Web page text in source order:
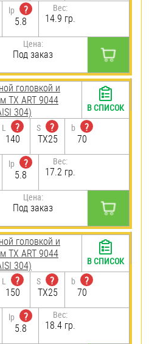
lp
?
5.8
Вес:
14.9 гр.
Цена:
Под заказ
головкой и
TX ART 9044
304)
L
?
140
S
?
TX25
b
?
70
lp
?
5.8
Вес:
17.2 гр.
Цена:
Под заказ
В СПИСОК
головкой и
TX ART 9044
304)
L
?
150
S
?
TX25
b
?
70
lp
?
5.8
Вес:
18.4 гр.
В СПИСОК